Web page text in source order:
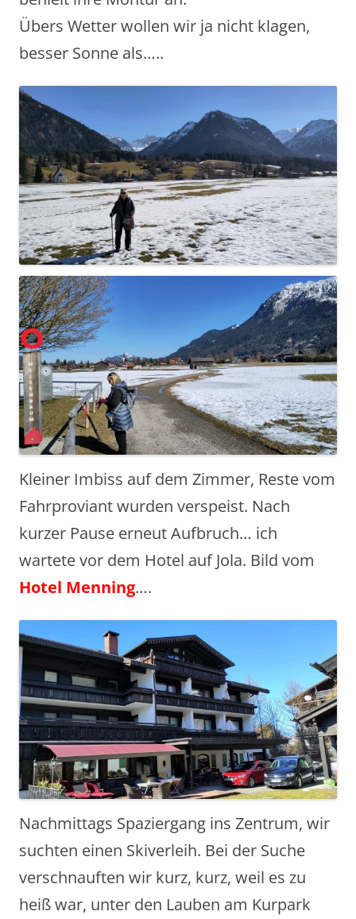
Übers Wetter wollen wir ja nicht klagen,
besser Sonne als…..
Kleiner Imbiss auf dem Zimmer, Reste vom
Fahrproviant wurden verspeist. Nach
kurzer Pause erneut Aufbruch… ich
wartete vor dem Hotel auf Jola. Bild vom
Hotel Menning….
Nachmittags Spaziergang ins Zentrum, wir
suchten einen Skiverleih. Bei der Suche
verschnauften wir kurz, kurz, weil es zu
heiß war, unter den Lauben am Kurpark